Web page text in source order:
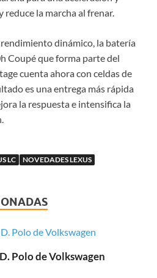
reduce la marcha al frenar.
dinámico, la batería
Coupé que forma parte del
cuenta ahora con celdas de
es una entrega más rápida
la respuesta e intensifica la
LC NOVEDADES LEXUS
Polo de Volkswagen